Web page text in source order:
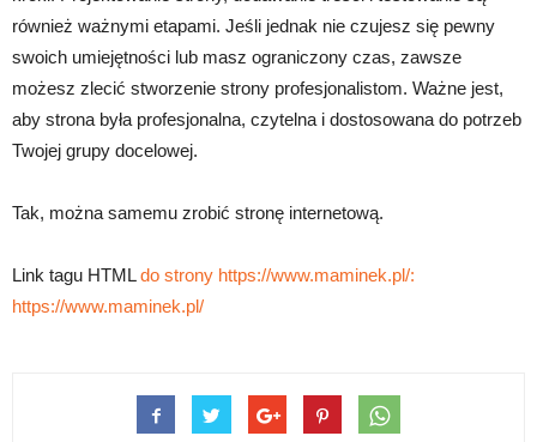
również ważnymi etapami. Jeśli jednak nie czujesz się pewny
swoich umiejętności lub masz ograniczony czas, zawsze
możesz zlecić stworzenie strony profesjonalistom. Ważne jest,
aby strona była profesjonalna, czytelna i dostosowana do potrzeb
Twojej grupy docelowej.
Tak, można samemu zrobić stronę internetową.
Link tagu HTMLdo strony https://www.maminek.pl/:
https://www.maminek.pl/